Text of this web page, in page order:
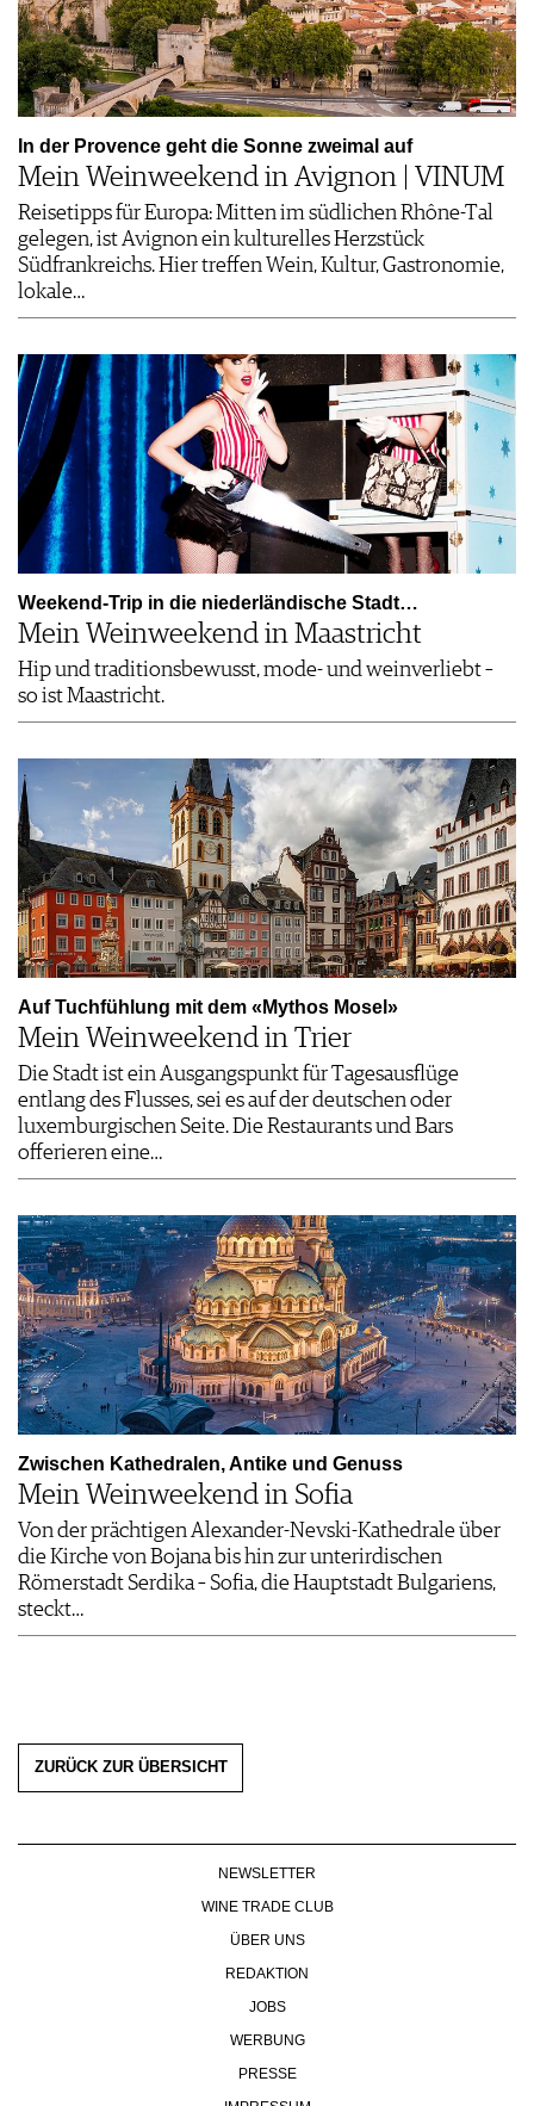
In der Provence geht die Sonne zweimal auf
Mein Weinweekend in Avignon | VINUM
Reisetipps für Europa: Mitten im südlichen Rhône-Tal
gelegen, ist Avignon ein kulturelles Herzstück
Südfrankreichs. Hier treffen Wein, Kultur, Gastronomie,
lokale…
Weekend-Trip in die niederländische Stadt…
Mein Weinweekend in Maastricht
Hip und traditionsbewusst, mode- und weinverliebt –
so ist Maastricht.
Auf Tuchfühlung mit dem «Mythos Mosel»
Mein Weinweekend in Trier
Die Stadt ist ein Ausgangspunkt für Tagesausflüge
entlang des Flusses, sei es auf der deutschen oder
luxemburgischen Seite. Die Restaurants und Bars
offerieren eine…
Zwischen Kathedralen, Antike und Genuss
Mein Weinweekend in Sofia
Von der prächtigen Alexander-Nevski-Kathedrale über
die Kirche von Bojana bis hin zur unterirdischen
Römerstadt Serdika – Sofia, die Hauptstadt Bulgariens,
steckt…
ZURÜCK ZUR ÜBERSICHT
NEWSLETTER
WINE TRADE CLUB
ÜBER UNS
REDAKTION
JOBS
WERBUNG
PRESSE